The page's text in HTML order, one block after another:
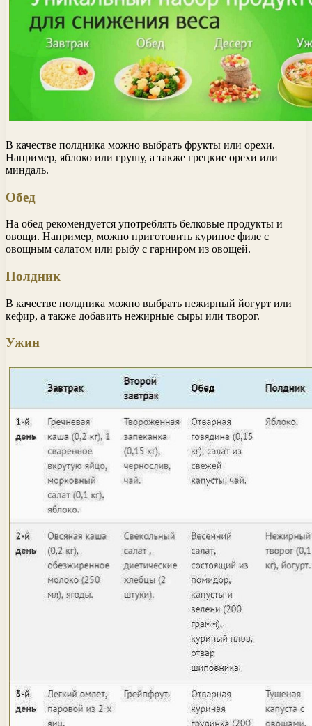
В качестве полдника можно выбрать фрукты или орехи.
Например, яблоко или грушу, а также грецкие орехи или
миндаль.
Обед
На обед рекомендуется употреблять белковые продукты и
овощи. Например, можно приготовить куриное филе с
овощным салатом или рыбу с гарниром из овощей.
Полдник
В качестве полдника можно выбрать нежирный йогурт или
кефир, а также добавить нежирные сыры или творог.
Ужин